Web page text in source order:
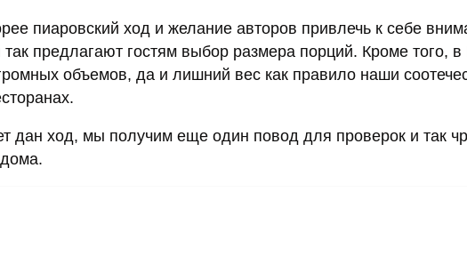
пиаровский ход и желание авторов привлечь к себе
предлагают гостям выбор размера порций. Кроме того, в
объемов, да и лишний вес как правило наши
дан ход, мы получим еще один повод для проверок и так